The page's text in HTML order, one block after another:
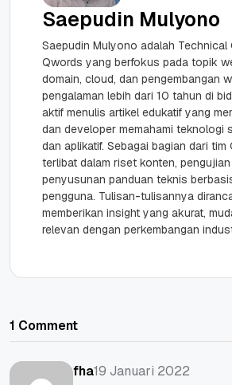
Saepudin Mulyono
Saepudin Mulyono adalah Technical
Qwords yang berfokus pada topik
domain, cloud, dan pengembangan
pengalaman lebih dari 10 tahun di
aktif menulis artikel edukatif yang
dan developer memahami teknologi
dan aplikatif. Sebagai bagian dari tim
terlibat dalam riset konten,
penyusunan panduan teknis
pengguna. Tulisan-tulisannya
memberikan insight yang akurat,
relevan dengan perkembangan
1 Comment
fha19 Januari 2022